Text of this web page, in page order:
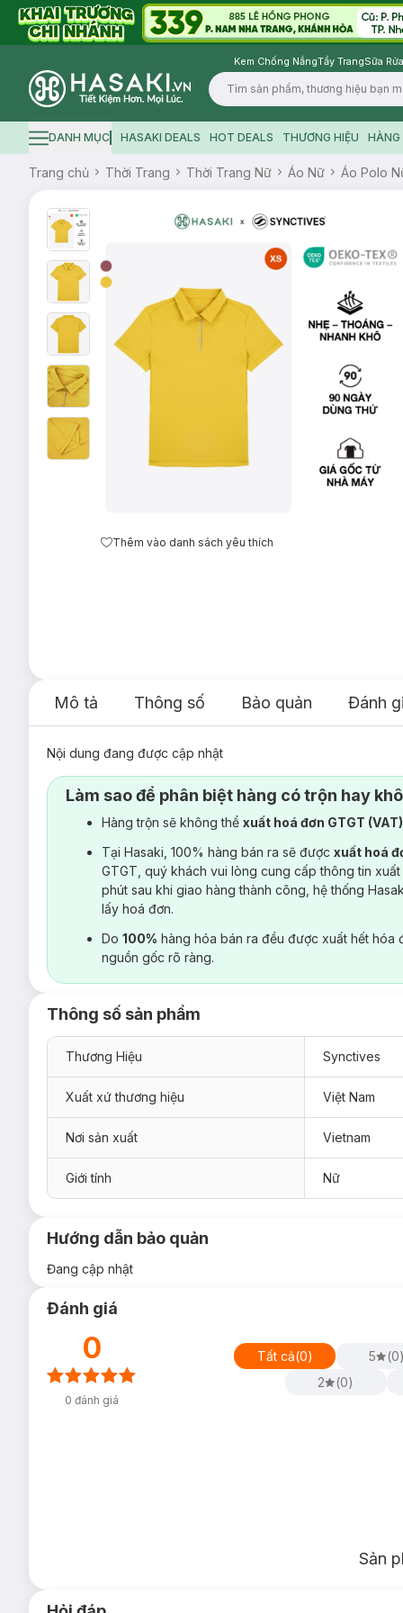
Kem Chống NắngTẩy TrangSữa
Logo
Hamburger icon
DANH MỤC HASAKI DEALS HOT DEALS THƯƠNG HIỆU HÀNG
Trang chủ Thời Trang Thời Trang Nữ Áo Nữ Áo Polo
Thêm vào danh sách yêu thích
Mô tả Thông số Bảo quản Đánh
Nội dung đang được cập nhật
Làm sao để phân biệt hàng có trộn hay
Hàng trộn sẽ không thể xuất hoá đơn GTGT
Tại Hasaki, 100% hàng bán ra sẽ được xuất hoá
GTGT, quý khách vui lòng cung cấp thông tin
phút sau khi giao hàng thành công, hệ thống
lấy hoá đơn.
Do 100% hàng hóa bán ra đều được xuất hết hóa
nguồn gốc rõ ràng.
Thông số sản phẩm
Thương Hiệu Synctives
Xuất xứ thương hiệu Việt Nam
Nơi sản xuất Vietnam
Giới tính Nữ
Hướng dẫn bảo quản
Đang cập nhật
Đánh giá
0
0 đánh giá
Tất cả(0) 5 (0
2
(0)
Sản